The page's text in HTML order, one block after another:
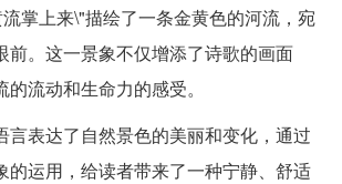
掌上来\"描绘了一条金黄色的河流，宛
前。这一景象不仅增添了诗歌的画面
流动和生命力的感受。
言表达了自然景色的美丽和变化，通过
的运用，给读者带来了一种宁静、舒适